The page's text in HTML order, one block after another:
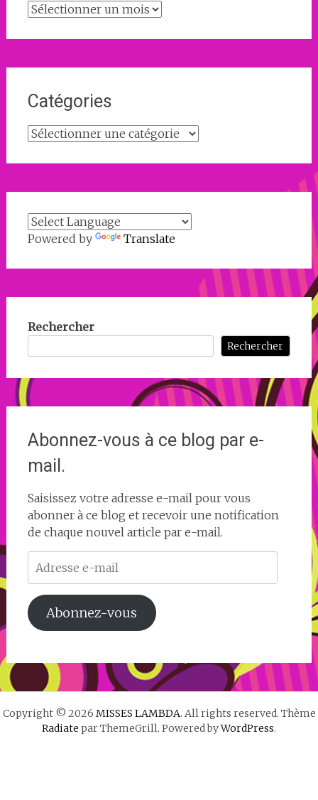
Archives
Catégories
Catégories
Powered by Translate
Rechercher
Rechercher
Abonnez-vous à ce blog par e-
mail.
Saisissez votre adresse e-mail pour vous
abonner à ce blog et recevoir une notification
de chaque nouvel article par e-mail.
Adresse
e-
mail
Abonnez-vous
Copyright © 2026 MISSES LAMBDA. All rights reserved. Thème
Radiate par ThemeGrill. Powered byWordPress.